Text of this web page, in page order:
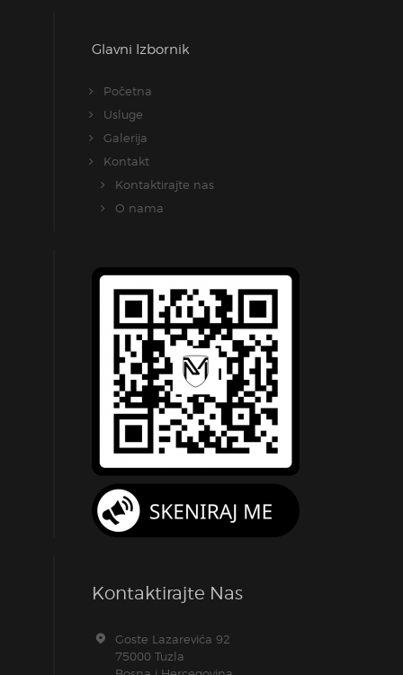
Glavni Izbornik
Početna
Usluge
Galerija
Kontakt
Kontaktirajte nas
O nama
Kontaktirajte Nas
Goste Lazarevića 92
75000 Tuzla